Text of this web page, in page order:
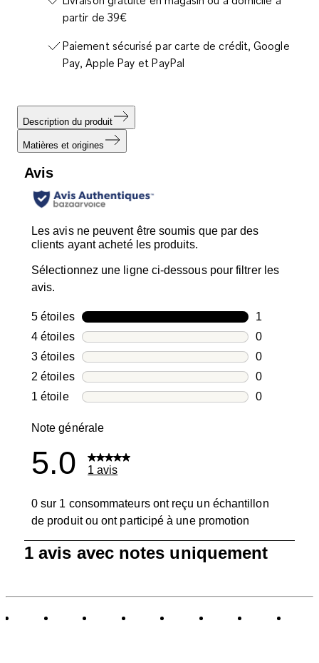
partir de 39€
Paiement sécurisé par carte de crédit, Google
Pay, Apple Pay et PayPal
Description du produit
Matières et origines
Avis
Les avis ne peuvent être soumis que par des
clients ayant acheté les produits.
Sélectionnez une ligne ci-dessous pour filtrer les
avis.
5 étoilesétoiles
1
1 avis avec
4 étoilesétoiles
0
0 avis avec
3 étoilesétoiles
0
0 avis avec
2 étoilesétoiles
0
0 avis avec
1 étoileétoiles
0
Note générale
5.0 1 avis
0 sur 1 consommateurs ont reçu un échantillon
de produit ou ont participé à une promotion
sur
1 avis avec notes uniquement